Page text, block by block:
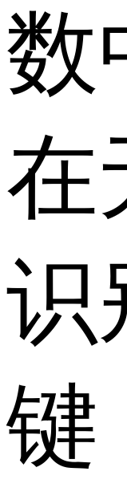
数
在
识
键